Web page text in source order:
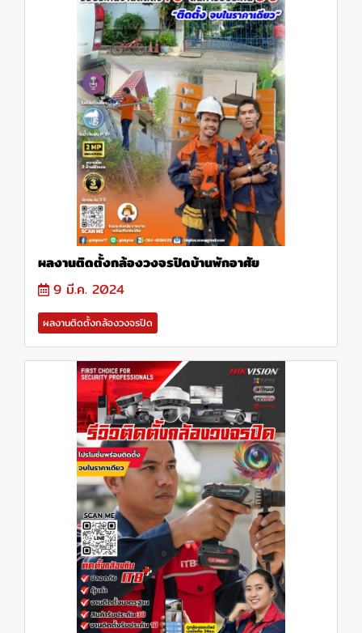
ผลงานติดตั้งกล้องวงจรปิดบ้านพักอาศัย
9 มี.ค. 2024
ผลงานติดตั้งกล้องวงจรปิด